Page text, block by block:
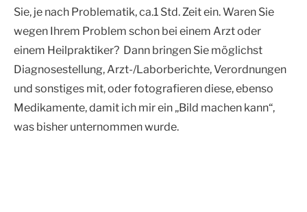
Sie, je nach Problematik, ca.1 Std. Zeit ein. Waren Sie
wegen Ihrem Problem schon bei einem Arzt oder
einem Heilpraktiker? Dann bringen Sie möglichst
Diagnosestellung, Arzt-/Laborberichte, Verordnungen
und sonstiges mit, oder fotografieren diese, ebenso
Medikamente, damit ich mir ein „Bild machen kann“,
was bisher unternommen wurde.